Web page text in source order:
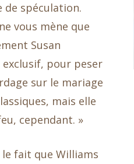
de spéculation.
vous mène que
Susan
pour peser
sur le mariage
mais elle
cependant. »
fait que Williams